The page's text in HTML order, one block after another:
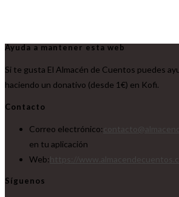
Ayuda a mantener esta web
Si te gusta El Almacén de Cuentos puedes
haciendo un donativo (desde 1€) en Kofi.
Contacto
Correo electrónico:
en tu aplicación
Web:
Síguenos